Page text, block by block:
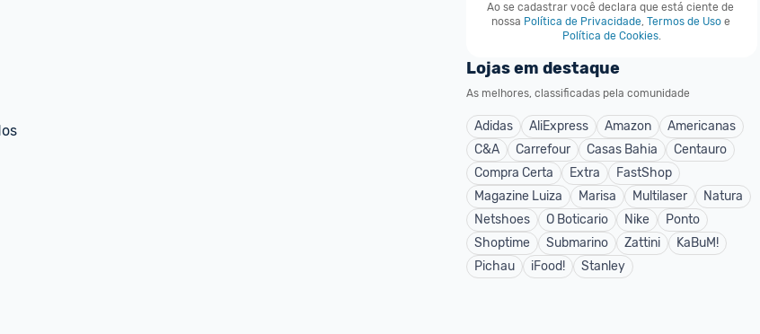
Ao se cadastrar você declara que está ciente de
nossa Política de Privacidade, Termos de Uso e
Política de Cookies.
Lojas em destaque
As melhores, classificadas pela comunidade
Adidas AliExpress Amazon
Americanas
C&A
Carrefour Casas Bahia
Centauro
Compra Certa
Extra
FastShop
Magazine Luiza
Marisa Multilaser
Natura
Netshoes
O Boticario Nike
Ponto
Shoptime
Submarino Zattini
KaBuM!
Pichau
iFood! Stanley